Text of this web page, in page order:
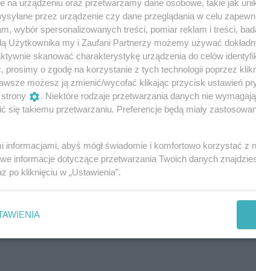
głęboką relaksację i wzmocnienie systemu
w głąb siebie, ale i spojrzeć na świat zewnętrzny
serca i pomaga odblokować emocje. Jest więc
events/1259803502844614/
na urządzeniu oraz przetwarzamy dane osobowe, takie jak
przez urządzenie czy dane przeglądania w celu
wybór spersonalizowanych treści, pomiar reklam i treści,
Użytkownika my i Zaufani Partnerzy możemy używać
skanować charakterystykę urządzenia do celów
prosimy o zgodę na korzystanie z tych technologii poprzez
możesz ją zmienić/wycofać klikając przycisk ustawień
. Niektóre rodzaje przetwarzania danych nie
się takiemu przetwarzaniu. Preferencje będą miały
informacjami, abyś mógł świadomie i komfortowo korzystać z
informacje dotyczące przetwarzania Twoich danych
po kliknięciu w „Ustawienia”.